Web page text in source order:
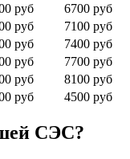
руб
6700 руб
руб
7100 руб
руб
7400 руб
руб
7700 руб
руб
8100 руб
руб 4500 руб
СЭС?